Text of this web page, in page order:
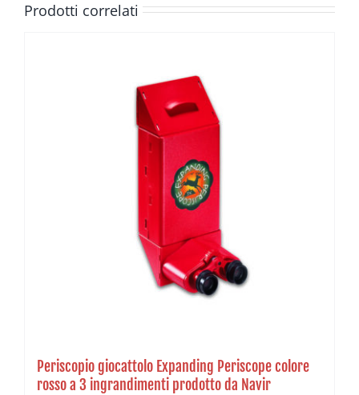
Prodotti correlati
Periscopio giocattolo Expanding Periscope colore
rosso a 3 ingrandimenti prodotto da Navir